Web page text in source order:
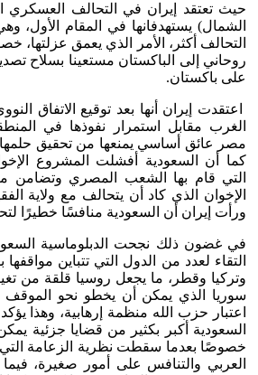
حيث تعتقد إيران في التحالف العسكري
الشمال) يستهدفانها في المقام الأول،
التحالف أكثر، الأمر الذي يعمق عزلتها،
روحاني إلى الباكستان مستعينا بسلاح
على باكستان.
اعتقدت إيران أنها بعد توقيع الاتفاق
الغرب مقابل استمرار نفوذها في
مصر عائق أساسي يمنعها من تحقيق حلمها
التي قام بها الشعب المصري وتضامن
الإخوان الذي كاد أن يتحالف مع ولاية
ورأت إيران أن السعودية منافسًا خطيرًا
في غضون ذلك نجحت الدبلوماسية
التقاء لعدد من الدول التي تتباين
وتركيا وقطر، ما يجعل روسيا قلقة من
سوريا الذي يمكن أن يخطو نحو
اعتبار حزب الله منظمة إرهابية، وهذا
السعودية أكبر بكثير من قضايا جزئية يمكن
خصوصًا بعدما سقطت نظرية الزعامة التي
العربي والتنافس على أمور صغيرة، فيما